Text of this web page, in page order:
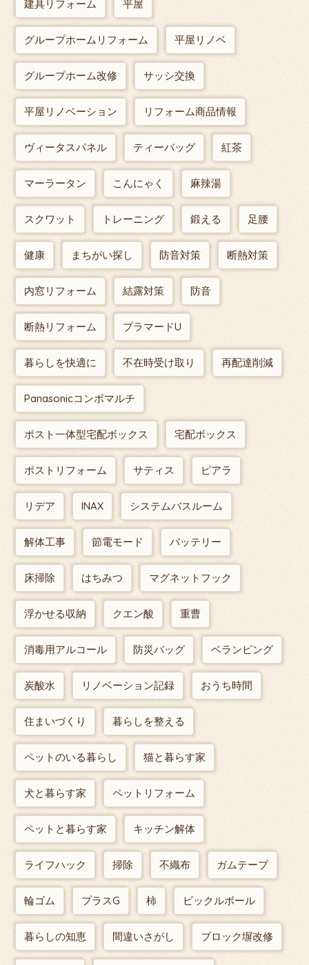
建具リフォーム 平屋
グループホームリフォーム 平屋リノベ
グループホーム改修 サッシ交換
平屋リノベーション リフォーム商品情報
ヴィータスパネル ティーバッグ 紅茶
マーラータン こんにゃく 麻辣湯
スクワット トレーニング 鍛える 足腰
健康 まちがい探し 防音対策 断熱対策
内窓リフォーム 結露対策 防音
断熱リフォーム プラマードU
暮らしを快適に 不在時受け取り 再配達削減
Panasonicコンボマルチ
ポスト一体型宅配ボックス 宅配ボックス
ポストリフォーム サティス ピアラ
リデア INAX システムバスルーム
解体工事 節電モード バッテリー
床掃除 はちみつ マグネットフック
浮かせる収納 クエン酸 重曹
消毒用アルコール 防災バッグ ベランビング
炭酸水 リノベーション記録 おうち時間
住まいづくり 暮らしを整える
ペットのいる暮らし 猫と暮らす家
犬と暮らす家 ペットリフォーム
ペットと暮らす家 キッチン解体
ライフハック 掃除 不織布 ガムテープ
輪ゴム プラスG 柿 ビックルボール
暮らしの知恵 間違いさがし ブロック塀改修